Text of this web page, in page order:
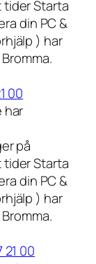
tider Starta
din PC &
) har
00
har
på
tider Starta
din PC &
) har
00